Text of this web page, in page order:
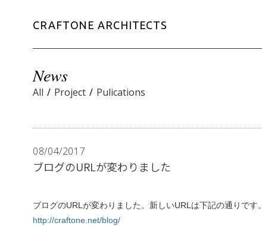
CRAFTONE ARCHITECTS
News
All / Project / Pulications
08/04/2017
ブログのURLが変わりました
ブログのURLが変わりました。新しいURLは下記の通りです。
http://craftone.net/blog/